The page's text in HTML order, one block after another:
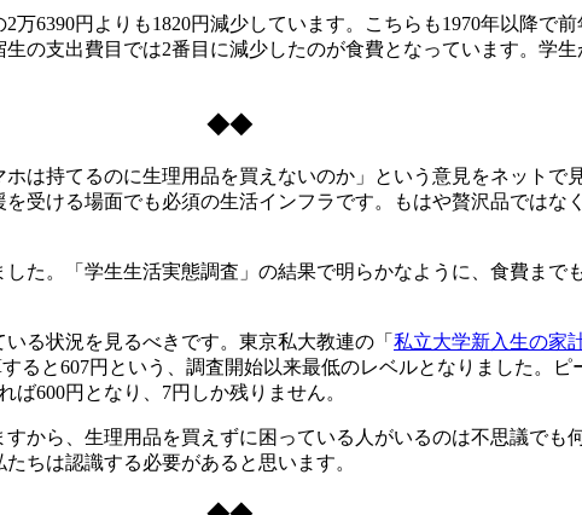
6390円よりも1820円減少しています。こちらも1970年以降で
の支出費目では2番目に減少したのが食費となっています。学
◆◆
は持てるのに生理用品を買えないのか」という意見をネットで
受ける場面でも必須の生活インフラです。もはや贅沢品では
た。「学生生活実態調査」の結果で明らかなように、食費ま
る状況を見るべきです。東京私大教連の「 私立大学新入生の家
ると607円という、調査開始以来最低のレベルとなりました。ピ
ば600円となり、7円しか残りません。
から、生理用品を買えずに困っている人がいるのは不思議でも
ちは認識する必要があると思います。